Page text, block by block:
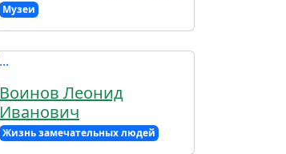
Музеи
Воинов Леонид
Иванович
Жизнь замечательных людей